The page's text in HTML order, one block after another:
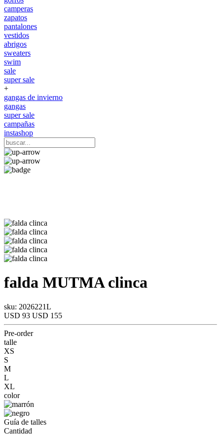
camperas
zapatos
pantalones
vestidos
abrigos
sweaters
swim
sale
super sale
+
gangas de invierno
gangas
super sale
campañas
instashop
falda MUTMAclinca
sku: 2026221L
USD 93 USD 155
Pre-order
talle
XS
S
M
L
XL
color
Guía de talles
Cantidad